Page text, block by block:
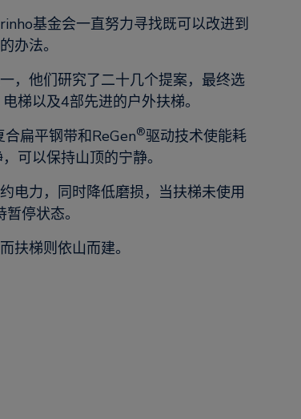
基金会一直努力寻找既可以改进到
办法。
，他们研究了二十几个提案，最终选
电梯以及4部先进的户外扶梯。
扁平钢带和ReGen®驱动技术使能耗
可以保持山顶的宁静。
电力，同时降低磨损，当扶梯未使用
停状态。
扶梯则依山而建。